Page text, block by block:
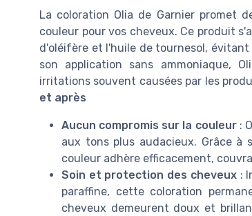
La coloration Olia de Garnier promet
couleur pour vos cheveux. Ce produit
d'oléifère et l'huile de tournesol,
son application sans ammoniaque,
irritations souvent causées par les
et après
Aucun compromis sur la couleur:
aux tons plus audacieux. Grâce à
couleur adhère efficacement,
Soin et protection des cheveux:
paraffine, cette coloration
cheveux demeurent doux et